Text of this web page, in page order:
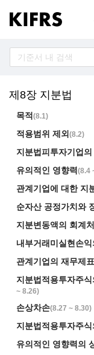
제8장 지분법
목적 (8.1)
적용범위 제외 (8.2)
지분법피투자기업의
유의적인 영향력 (8.4
관계기업에 대한 지
순자산 공정가치와
지분변동액의 회계
내부거래미실현손익
관계기업의 재무제표
지분법적용투자주
~ 8.26)
손상차손(8.27 ~ 8.30)
지분법적용투자주
유의적인 영향력의